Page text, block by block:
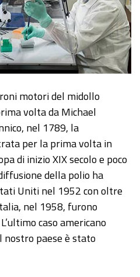
motori del midollo
volta da Michael
nel 1789, la
per la prima volta in
di inizio XIX secolo e poco
della polio ha
Uniti nel 1952 con oltre
nel 1958, furono
caso americano
paese è stato